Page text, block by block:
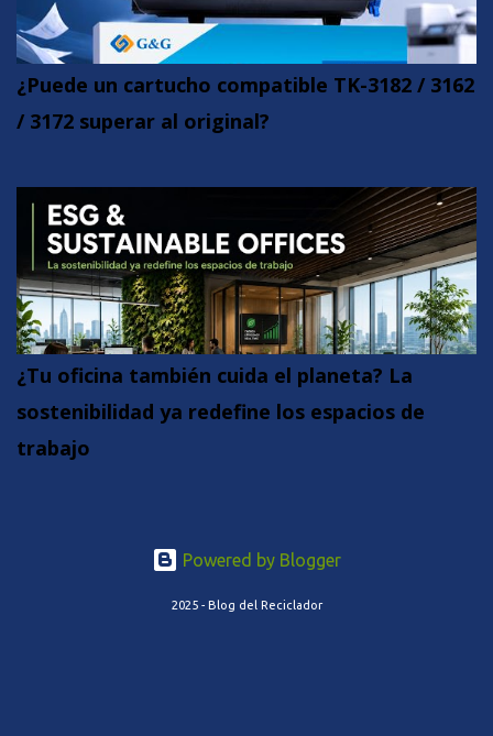
¿Puede un cartucho compatible TK-3182 / 3162
/ 3172 superar al original?
¿Tu oficina también cuida el planeta? La
sostenibilidad ya redefine los espacios de
trabajo
Powered by Blogger
2025 - Blog del Reciclador